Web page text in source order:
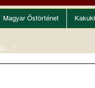
Magyar Őstörténet